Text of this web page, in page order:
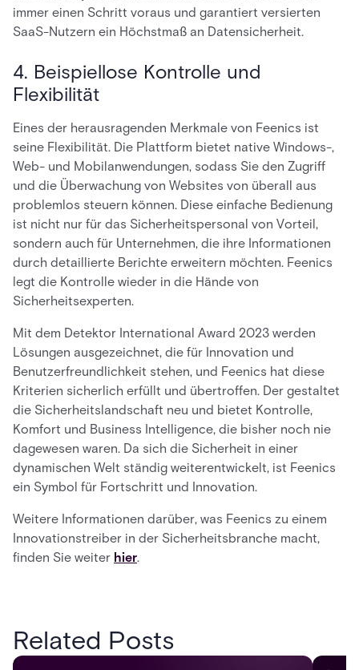
immer einen Schritt voraus und garantiert versierten
SaaS-Nutzern ein Höchstmaß an Datensicherheit.
4. Beispiellose Kontrolle und
Flexibilität
Eines der herausragenden Merkmale von Feenics ist
seine Flexibilität. Die Plattform bietet native Windows-,
Web- und Mobilanwendungen, sodass Sie den Zugriff
und die Überwachung von Websites von überall aus
problemlos steuern können. Diese einfache Bedienung
ist nicht nur für das Sicherheitspersonal von Vorteil,
sondern auch für Unternehmen, die ihre Informationen
durch detaillierte Berichte erweitern möchten. Feenics
legt die Kontrolle wieder in die Hände von
Sicherheitsexperten.
Mit dem Detektor International Award 2023 werden
Lösungen ausgezeichnet, die für Innovation und
Benutzerfreundlichkeit stehen, und Feenics hat diese
Kriterien sicherlich erfüllt und übertroffen. Der gestaltet
die Sicherheitslandschaft neu und bietet Kontrolle,
Komfort und Business Intelligence, die bisher noch nie
dagewesen waren. Da sich die Sicherheit in einer
dynamischen Welt ständig weiterentwickelt, ist Feenics
ein Symbol für Fortschritt und Innovation.
Weitere Informationen darüber, was Feenics zu einem
Innovationstreiber in der Sicherheitsbranche macht,
finden Sie weiter hier.
Related Posts